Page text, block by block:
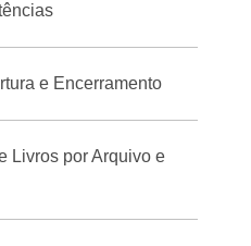
e Encerramento
Livros por Arquivo e